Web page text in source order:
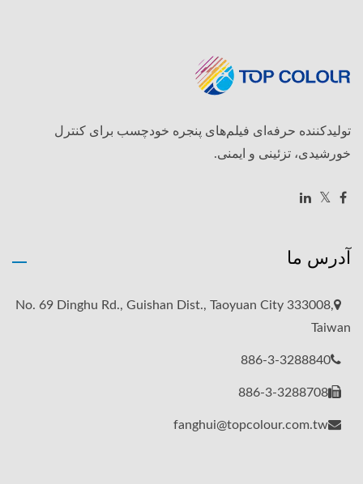
تولیدکننده حرفه‌ای فیلم‌های پنجره خودچسب برای کنترل
خورشیدی، تزئینی و ایمنی.
آدرس ما
No. 69 Dinghu Rd., Guishan Dist., Taoyuan City 333008,
Taiwan
886-3-3288840
886-3-3288708
fanghui@topcolour.com.tw